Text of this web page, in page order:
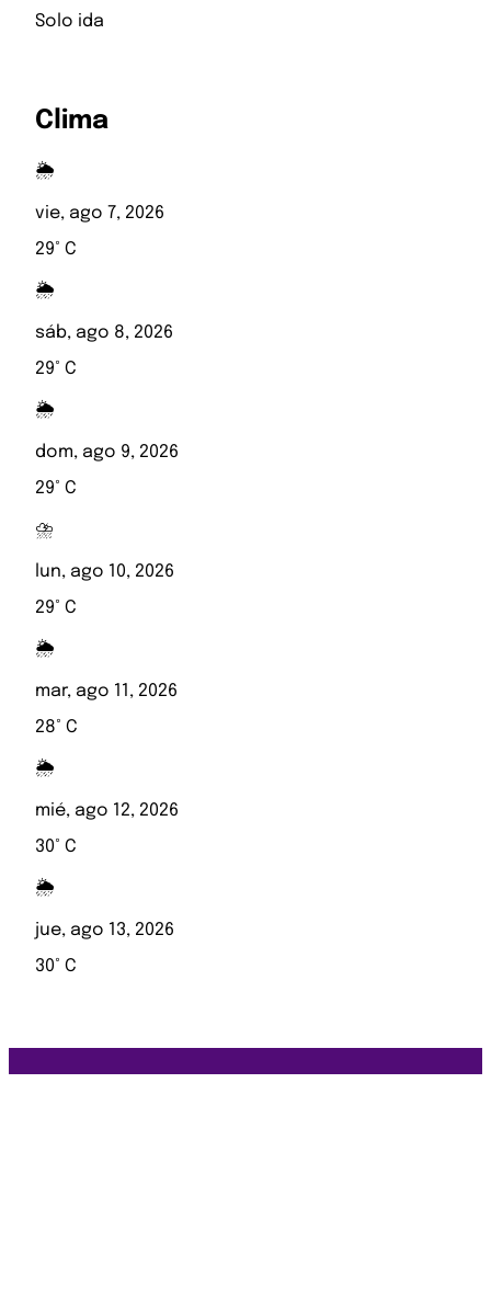
Solo ida
Clima
🌦️
vie, ago 7, 2026
29° C
🌦️
sáb, ago 8, 2026
29° C
🌦️
dom, ago 9, 2026
29° C
⛈️
lun, ago 10, 2026
29° C
🌦️
mar, ago 11, 2026
28° C
🌦️
mié, ago 12, 2026
30° C
🌦️
jue, ago 13, 2026
30° C